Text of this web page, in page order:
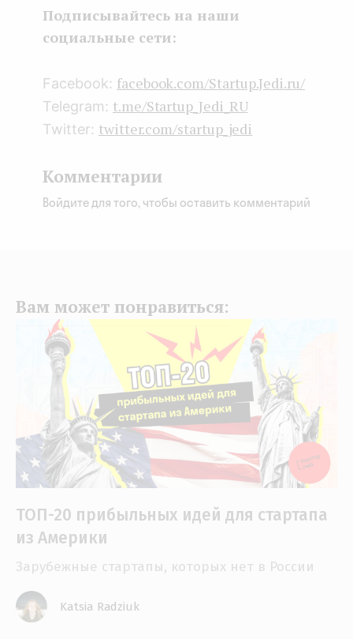
k
Подписывайтесь на наши
социальные сети:
Facebook: facebook.com/Startup.Jedi.ru/
Telegram: t.me/Startup_Jedi_RU
Twitter: twitter.com/startup_jedi
Комментарии
Войдите для того, чтобы оставить комментарий
Вам может понравиться:
ТОП-20 прибыльных идей для стартапа
из Америки
Зарубежные стартапы, которых нет в России
Katsia Radziuk